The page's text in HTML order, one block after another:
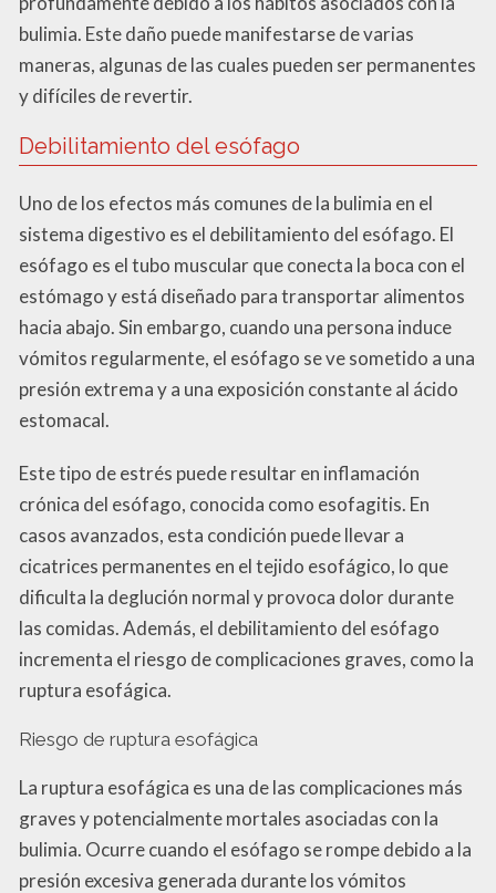
bulimia. Este daño puede manifestarse de varias
maneras, algunas de las cuales pueden ser permanentes
y difíciles de revertir.
Debilitamiento del esófago
Uno de los efectos más comunes de la bulimia en el
sistema digestivo es el debilitamiento del esófago. El
esófago es el tubo muscular que conecta la boca con el
estómago y está diseñado para transportar alimentos
hacia abajo. Sin embargo, cuando una persona induce
vómitos regularmente, el esófago se ve sometido a una
presión extrema y a una exposición constante al ácido
estomacal.
Este tipo de estrés puede resultar en inflamación
crónica del esófago, conocida como esofagitis. En
casos avanzados, esta condición puede llevar a
cicatrices permanentes en el tejido esofágico, lo que
dificulta la deglución normal y provoca dolor durante
las comidas. Además, el debilitamiento del esófago
incrementa el riesgo de complicaciones graves, como la
ruptura esofágica.
Riesgo de ruptura esofágica
La ruptura esofágica es una de las complicaciones más
graves y potencialmente mortales asociadas con la
bulimia. Ocurre cuando el esófago se rompe debido a la
presión excesiva generada durante los vómitos